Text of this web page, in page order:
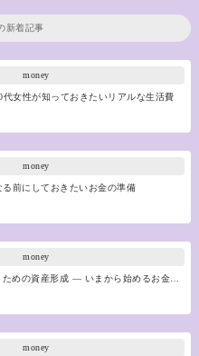
新着記事
money
女性が知っておきたいリアルな生活費
money
る前にしておきたいお金の準備
money
ための資産形成 ― いまから始めるお金…
money